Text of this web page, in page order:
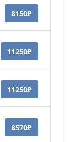
8150₽
11250₽
11250₽
8570₽